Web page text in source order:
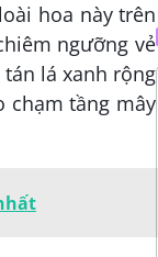
hoa này trên
ngưỡng vẻ
lá xanh rộng
chạm tầng mây